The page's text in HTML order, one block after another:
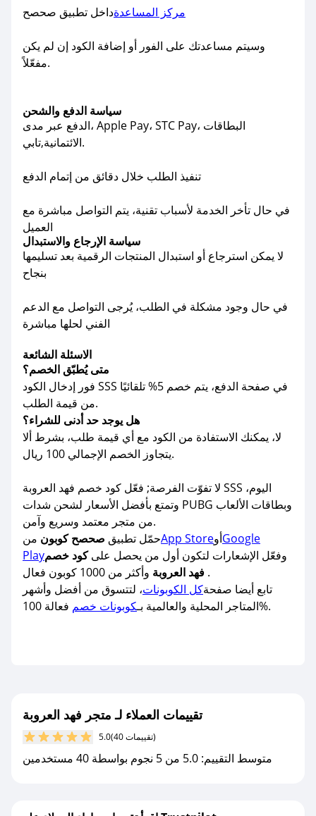
مركز المساعدةداخل تطبيق صحصح
وسيتم مساعدتك على الفور أو إضافة الكود إن لم يكن
مفعّلاً.
سياسة الدفع والشحن
الدفع عبر مدى، Apple Pay، STC Pay، البطاقات
الائتمانية,تابي.
تنفيذ الطلب خلال دقائق من إتمام الدفع
في حال تأخر الخدمة لأسباب تقنية، يتم التواصل مباشرة مع
العميل
سياسة الإرجاع والاستبدال
لا يمكن استرجاع أو استبدال المنتجات الرقمية بعد تسليمها
بنجاح
في حال وجود مشكلة في الطلب، يُرجى التواصل مع الدعم
الفني لحلها مباشرة
الاسئلة الشائعة
متى يُطبّق الخصم؟
فور إدخال الكود SSS في صفحة الدفع، يتم خصم 5% تلقائيًا
من قيمة الطلب.
هل يوجد حد أدنى للشراء؟
لا، يمكنك الاستفادة من الكود مع أي قيمة طلب، بشرط ألا
يتجاوز الخصم الإجمالي 100 ريال.
لا تفوّت الفرصة; فعّل كود خصم فهد العروبة SSS اليوم،
وتمتع بأفضل الأسعار لشحن شدات PUBG وبطاقات الألعاب
من متجر معتمد وسريع وآمن.
حمّل تطبيق صحصح كوبون من App StoreأوGoogle
Play
وفعّل الإشعارات لتكون أول من يحصل علىكود خصم
فهد العروبة وأكثر من 1000 كوبون فعال .
تابع أيضا صفحةكل الكوبونات، لتتسوق من أفضل وأشهر
المتاجر المحلية والعالمية بـكوبونات خصم فعالة 100%.
تقييمات العملاء لـ متجر فهد العروبة
5.0 (40 تقييمات)
متوسط التقييم: 5.0 من 5 نجوم بواسطة 40 مستخدمين